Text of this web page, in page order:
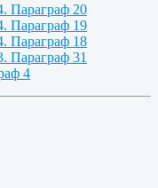
Параграф 20
Параграф 19
Параграф 18
Параграф 31
4